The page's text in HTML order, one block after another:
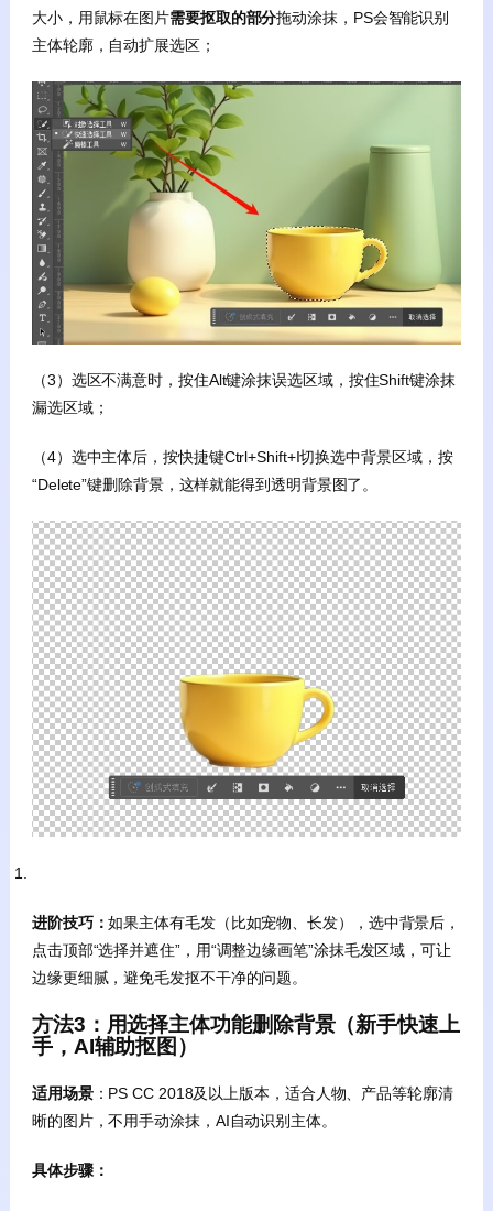
大小，用鼠标在图片需要抠取的部分拖动涂抹，PS会智能识别
主体轮廓，自动扩展选区；
（3）选区不满意时，按住Alt键涂抹误选区域，按住Shift键涂抹
漏选区域；
（4）选中主体后，按快捷键Ctrl+Shift+I切换选中背景区域，按
“Delete”键删除背景，这样就能得到透明背景图了。
进阶技巧：如果主体有毛发（比如宠物、长发），选中背景后，
点击顶部“选择并遮住”，用“调整边缘画笔”涂抹毛发区域，可让
边缘更细腻，避免毛发抠不干净的问题。
方法3：用选择主体功能删除背景（新手快速上
手，AI辅助抠图）
适用场景：PS CC 2018及以上版本，适合人物、产品等轮廓清
晰的图片，不用手动涂抹，AI自动识别主体。
具体步骤：